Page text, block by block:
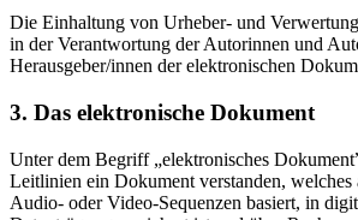
Die Einhaltung von Urheber- und
in der Verantwortung der Autorinnen und
Herausgeber/innen der elektronischen
3. Das elektronische Dokument
Unter dem Begriff „elektronisches
Leitlinien ein Dokument verstanden,
Audio- oder Video-Sequenzen basiert, in